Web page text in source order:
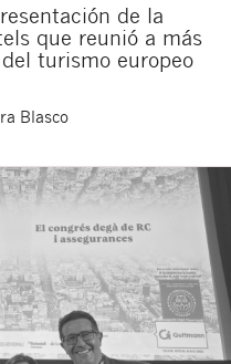
de la
que reunió a más
turismo europeo
Blasco